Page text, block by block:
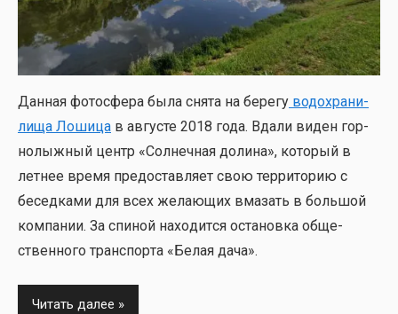
Дан­ная фото­сфе­ра была сня­та на бере­гу водо­хра­ни­
ли­ща Лоши­ца в авгу­сте 2018 года. Вда­ли виден гор­
но­лыж­ный центр «Сол­неч­ная доли­на», кото­рый в
лет­нее вре­мя предо­став­ля­ет свою тер­ри­то­рию с
бесед­ка­ми для всех жела­ю­щих вма­зать в боль­шой
ком­па­нии. За спи­ной нахо­дит­ся оста­нов­ка обще­
ствен­но­го транс­пор­та «Белая дача».
Читать далее